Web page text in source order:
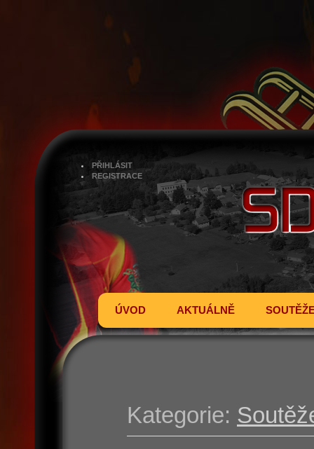
PŘIHLÁSIT
REGISTRACE
ÚVOD AKTUÁLNĚ
Kategorie: